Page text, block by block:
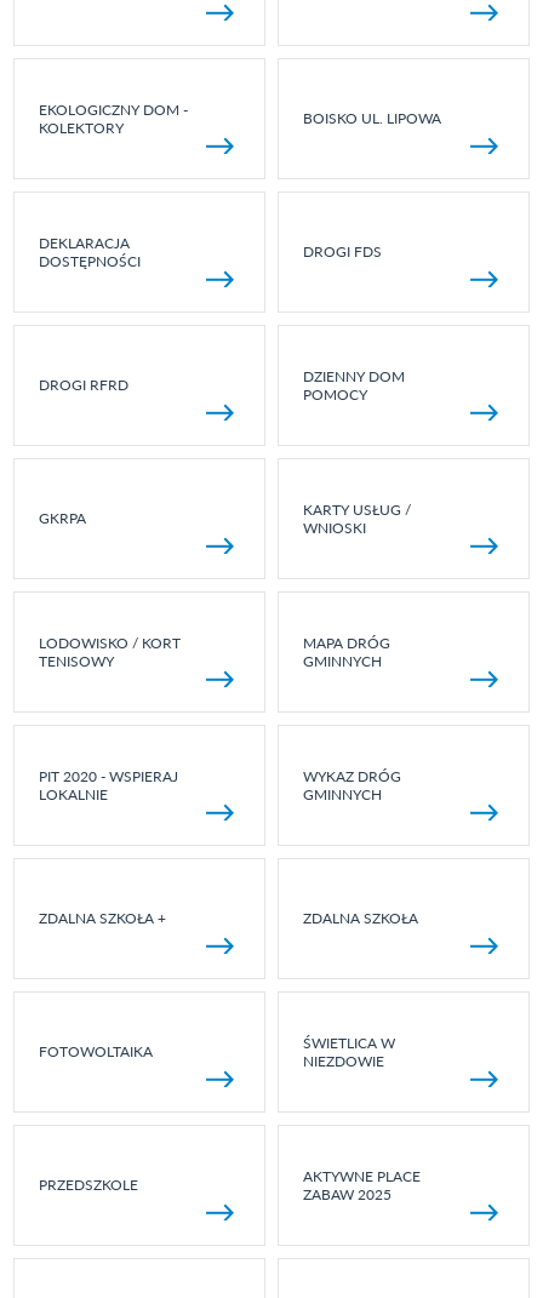
EKOLOGICZNY DOM -
KOLEKTORY
BOISKO UL. LIPOWA
DEKLARACJA
DOSTĘPNOŚCI
DROGI FDS
DROGI RFRD
DZIENNY DOM
POMOCY
GKRPA
KARTY USŁUG /
WNIOSKI
LODOWISKO / KORT
TENISOWY
MAPA DRÓG
GMINNYCH
PIT 2020 - WSPIERAJ
LOKALNIE
WYKAZ DRÓG
GMINNYCH
ZDALNA SZKOŁA + ZDALNA SZKOŁA
FOTOWOLTAIKA
ŚWIETLICA W
NIEZDOWIE
PRZEDSZKOLE
AKTYWNE PLACE
ZABAW 2025